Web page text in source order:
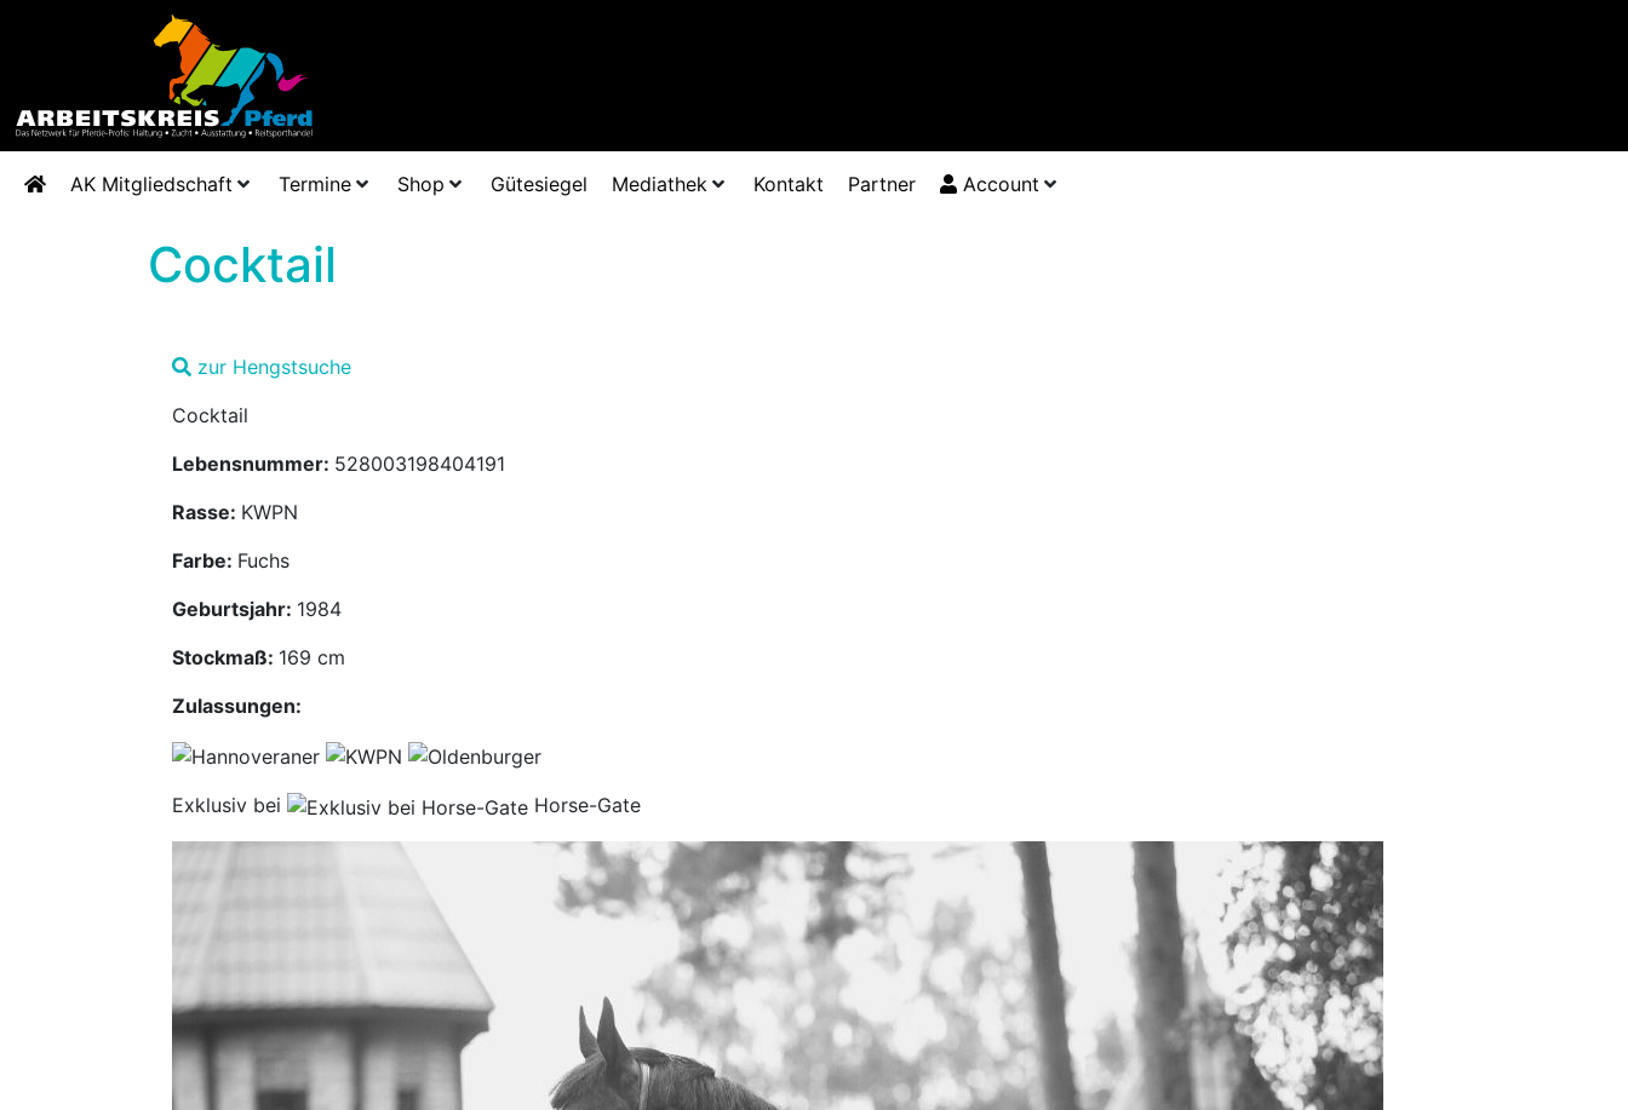
AK Mitgliedschaft Termine Shop Gütesiegel Mediathek Kontakt Partner Account
Cocktail
zur Hengstsuche
Cocktail
Lebensnummer: 528003198404191
Rasse: KWPN
Farbe: Fuchs
Geburtsjahr: 1984
Stockmaß: 169 cm
Zulassungen:
Exklusiv bei Horse-Gate